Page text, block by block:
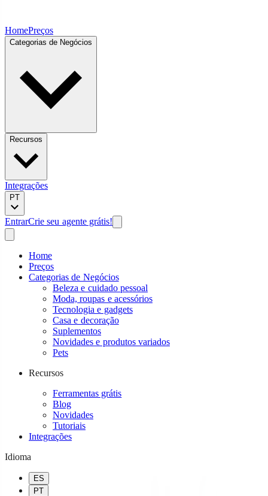
HomePreços
Categorias de Negócios
Recursos
Integrações
PT
EntrarCrie seu agente grátis!
Home
Preços
Categorias de Negócios
Beleza e cuidado pessoal
Moda, roupas e acessórios
Tecnologia e gadgets
Casa e decoração
Suplementos
Novidades e produtos variados
Pets
Recursos
Ferramentas grátis
Blog
Novidades
Tutoriais
Integrações
Idioma
ES
PT